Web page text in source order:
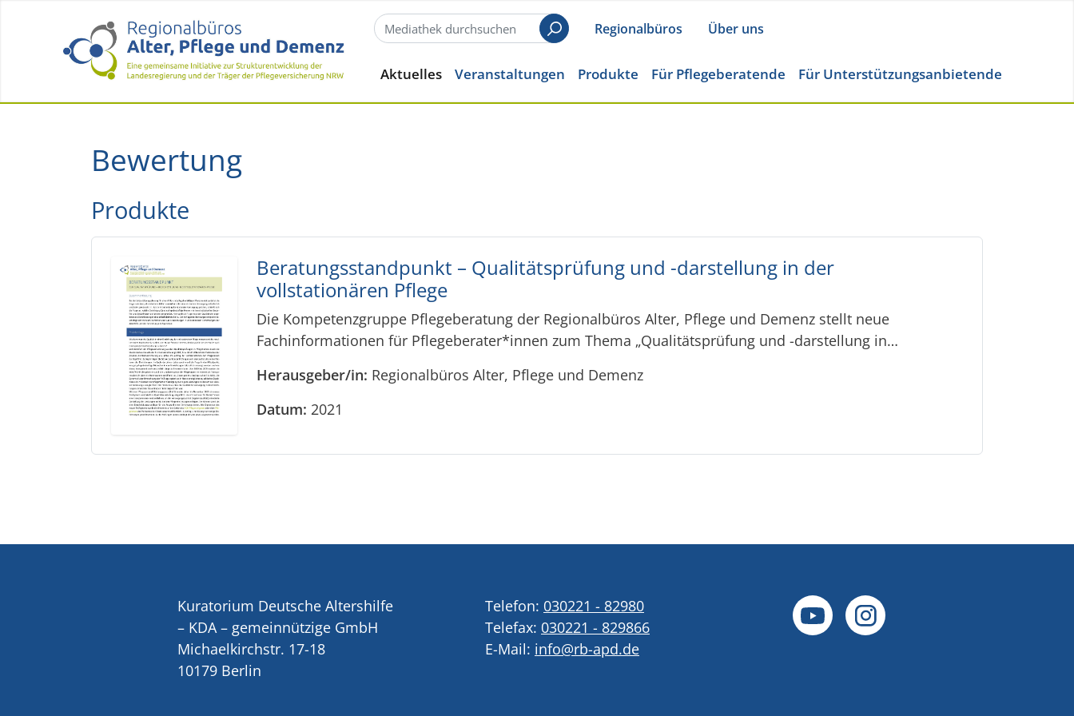
SuchenRegionalbüros Über uns
Aktuelles Veranstaltungen Produkte Für Pflegeberatende Für Unterstützungsanbietende
Bewertung
Produkte
Beratungsstandpunkt – Qualitätsprüfung und -darstellung in der
vollstationären Pflege
Die Kompetenzgruppe Pflegeberatung der Regionalbüros Alter, Pflege und Demenz stellt neue
Fachinformationen für Pflegeberater*innen zum Thema „Qualitätsprüfung und -darstellung in…
Herausgeber/in: Regionalbüros Alter, Pflege und Demenz
Datum: 2021
Kuratorium Deutsche Altershilfe
– KDA – gemeinnützige GmbH
Michaelkirchstr. 17-18
10179 Berlin
Telefon: 030221 - 82980
Telefax: 030221 - 829866
E-Mail: info@rb-apd.de